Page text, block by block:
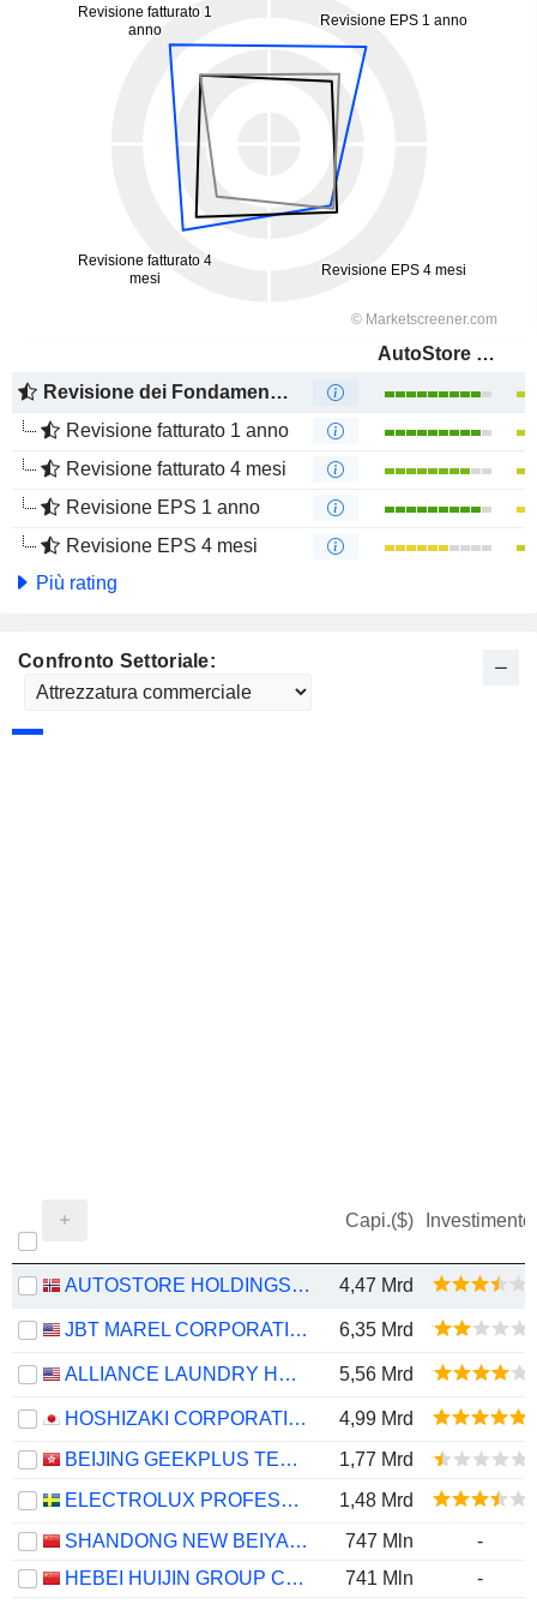
AutoStore Holdings Ltd.
Revisione dei Fondamentali
Revisione fatturato 1 anno
Revisione fatturato 4 mesi
Revisione EPS 1 anno
Revisione EPS 4 mesi
Più rating
Confronto Settoriale:
Capi.($) Investimento
AUTOSTORE HOLDINGS LTD. 4,47 Mrd
JBT MAREL CORPORATION 6,35 Mrd
ALLIANCE LAUNDRY HOLDINGS INC. 5,56 Mrd
HOSHIZAKI CORPORATION
4,99 Mrd
BEIJING GEEKPLUS TECHNOLOGY CO., LTD.
1,77 Mrd
ELECTROLUX PROFESSIONAL AB
1,48 Mrd
SHANDONG NEW BEIYANG INFORMATION TECHNOLOGY CO., LTD.
747 Mln
-
HEBEI HUIJIN GROUP CO., LTD.
741 Mln
-